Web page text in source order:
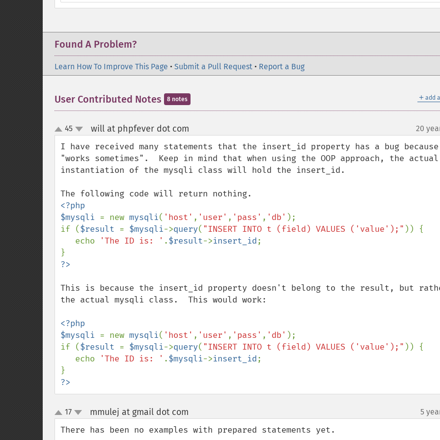
Found A Problem?
Learn How To Improve This Page • Submit a Pull Request • Report a Bug
＋ add
User Contributed Notes 8 notes
up
down
45 will at phpfever dot com 20
I have received many statements that the insert_id property has a bug
"works sometimes".  Keep in mind that when using the OOP approach, the actual
instantiation of the mysqli class will hold the insert_id.
<?php
$mysqli = new mysqli( 'host' , 'user' , 'pass' , 'db' );
if ($result = $mysqli->query( "INSERT INTO t (field) VALUES ('value');" )) {
   echo
'The ID is: ' .$result->insert_id;
This is because the insert_id property doesn't belong to the result, but
the actual mysqli class.  This would work:
<?php
$mysqli = new mysqli( 'host' , 'user' , 'pass' , 'db' );
if ($result = $mysqli->query( "INSERT INTO t (field) VALUES ('value');" )) {
   echo
'The ID is: ' .$mysqli->insert_id;
?>
up
down
17 mmulej at gmail dot com 5
There has been no examples with prepared statements yet.